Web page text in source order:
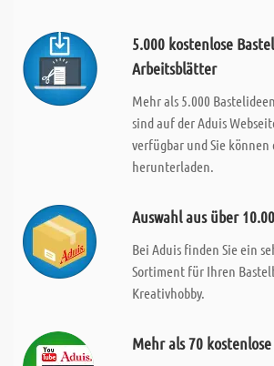
5.000 kostenlose
Arbeitsblätter
Mehr als 5.000
sind auf der Aduis
verfügbar und Sie können
herunterladen.
Auswahl aus über
Bei Aduis finden Sie ein
Sortiment für Ihren
Kreativhobby.
Mehr als 70